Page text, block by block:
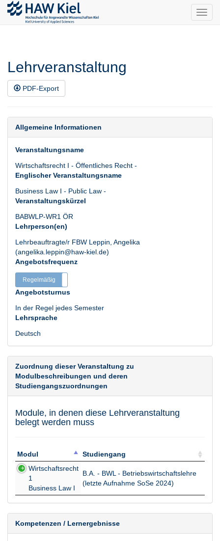
Lehrveranstaltung
PDF-Export
Allgemeine Informationen
Veranstaltungsname
Wirtschaftsrecht I - Öffentliches Recht -
Englischer Veranstaltungsname
Business Law I - Public Law -
Veranstaltungskürzel
BABWLP-WR1 ÖR
Lehrperson(en)
Lehrbeauftragte/r FBW Leppin, Angelika
(angelika.leppin@haw-kiel.de)
Angebotsfrequenz
Regelmäßig
Angebotsturnus
In der Regel jedes Semester
Lehrsprache
Deutsch
Zuordnung dieser Veranstaltung zu
Modulbeschreibungen und deren
Studiengangszuordnungen
Module, in denen diese Lehrveranstaltung
belegt werden muss
Modul
Studiengang
ModulWirtschaftsrecht
1
Business Law I
B.A. - BWL - Betriebswirtschaftslehre
(letzte Aufnahme SoSe 2024)
Kompetenzen / Lernergebnisse